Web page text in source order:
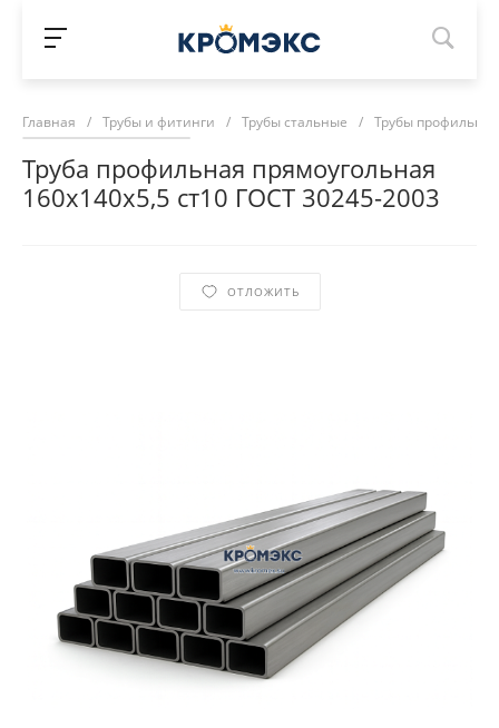
Главная / Трубы и фитинги / Трубы стальные / Трубы
Труба профильная прямоугольная
160х140х5,5 ст10 ГОСТ 30245-2003
ОТЛОЖИТЬ